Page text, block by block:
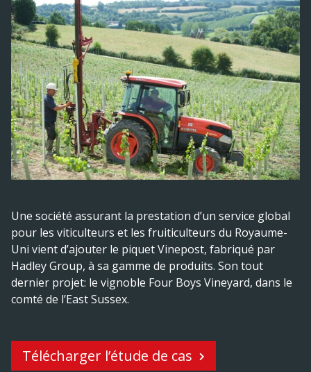
Une société assurant la prestation d’un service global
pour les viticulteurs et les fruiticulteurs du Royaume-
Uni vient d’ajouter le piquet Vinepost, fabriqué par
Hadley Group, à sa gamme de produits. Son tout
dernier projet: le vignoble Four Boys Vineyard, dans le
comté de l’East Sussex.
Télécharger l’étude de cas